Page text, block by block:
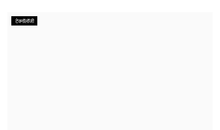
टेक्नॉलॉजी